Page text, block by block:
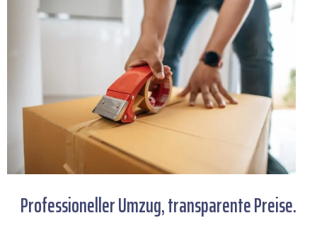
Professioneller Umzug, transparente Preise.